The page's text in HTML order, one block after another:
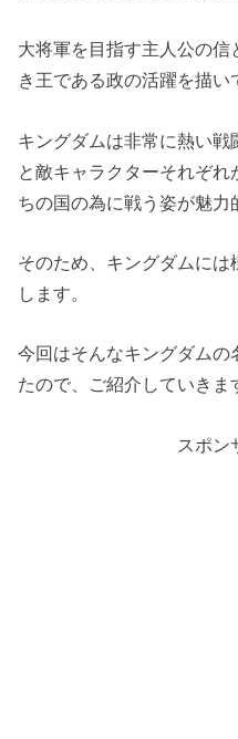
大将軍を目指す主人公の
き王である政の活躍を描い
キングダムは非常に熱い
と敵キャラクターそれぞ
ちの国の為に戦う姿が魅力
そのため、キングダムに
します。
今回はそんなキングダムの
たので、ご紹介していきま
スポン